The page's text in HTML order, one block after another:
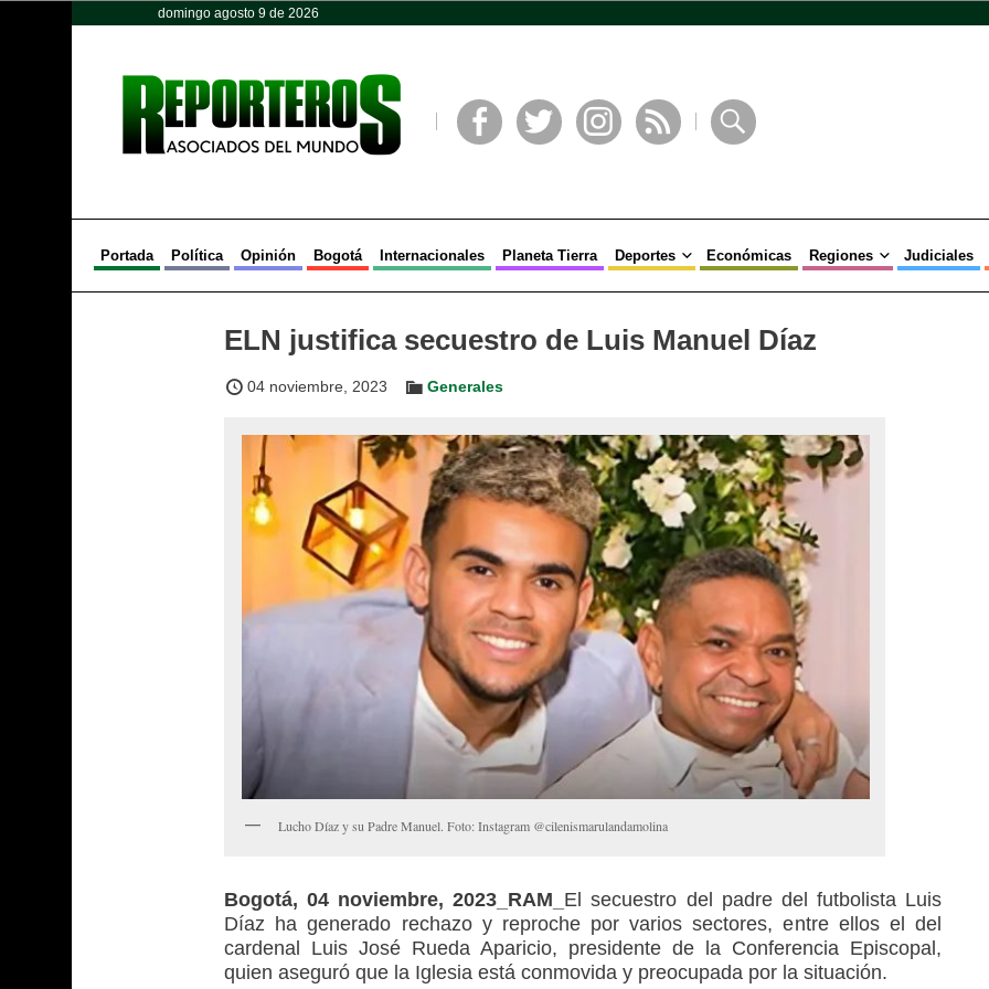
domingo agosto 9 de 2026
Portada Política Opinión Bogotá Internacionales Planeta Tierra Deportes Económicas Regiones Judiciales
ELN justifica secuestro de Luis Manuel Díaz
04 noviembre, 2023 Generales
Lucho Díaz y su Padre Manuel. Foto: Instagram @cilenismarulandamolina
Bogotá, 04 noviembre, 2023_RAM_ El secuestro del padre del futbolista Luis
Díaz ha generado rechazo y reproche por varios sectores, entre ellos el del
cardenal Luis José Rueda Aparicio, presidente de la Conferencia Episcopal,
quien aseguró que la Iglesia está conmovida y preocupada por la situación.
Opinión Política